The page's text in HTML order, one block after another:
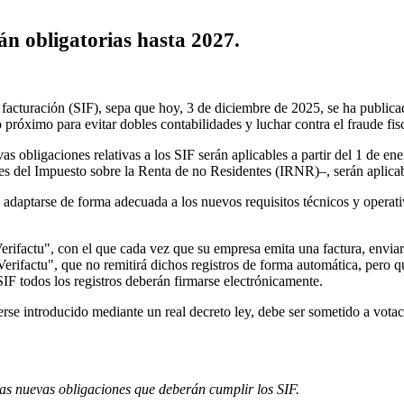
obligatorias hasta 2027.
(SIF), sepa que hoy, 3 de diciembre de 2025, se ha
para evitar dobles contabilidades y luchar contra el fraude
obligaciones relativas a los SIF serán aplicables a partir del 1 de
del Impuesto sobre la Renta de no Residentes (IRNR)–, serán
de forma adecuada a los nuevos requisitos técnicos y
con el que cada vez que su empresa emita una factura,
que no remitirá dichos registros de forma automática, pero
todos los registros deberán firmarse electrónicamente.
introducido mediante un real decreto ley, debe ser sometido a
nuevas obligaciones que deberán cumplir los SIF.